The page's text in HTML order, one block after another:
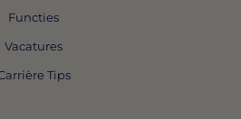
Functies
Vacatures
Tips